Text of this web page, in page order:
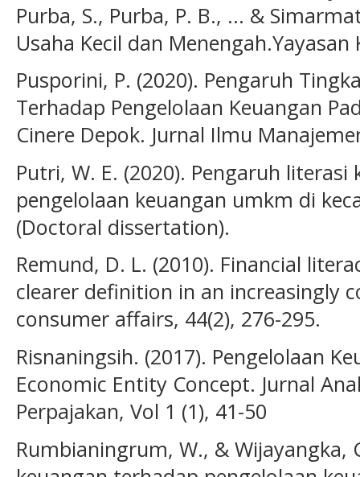
Purba, S., Purba, P. B., ... &
Usaha Kecil dan Menengah.Yayasan
Pusporini, P. (2020). Pengaruh
Terhadap Pengelolaan Keuangan
Cinere Depok. Jurnal Ilmu
Putri, W. E. (2020). Pengaruh
pengelolaan keuangan umkm di
(Doctoral dissertation).
Remund, D. L. (2010). Financial
clearer definition in an increasingly
consumer affairs, 44(2), 276-295.
Risnaningsih. (2017). Pengelolaan
Economic Entity Concept. Jurnal
Perpajakan, Vol 1 (1), 41-50
Rumbianingrum, W., & Wijayangka,